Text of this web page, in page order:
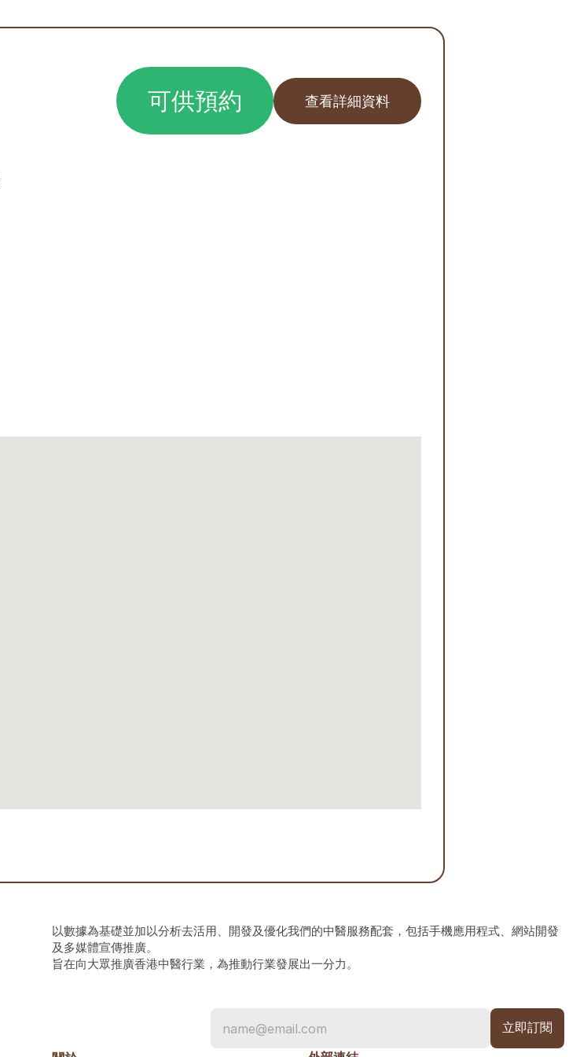
可供預約 查看詳細資料
以數據為基礎並加以分析去活用、開發及優化我們的中醫服務配套，包括手機應用程式、網站開發
及多媒體宣傳推廣。
旨在向大眾推廣香港中醫行業，為推動行業發展出一分力。